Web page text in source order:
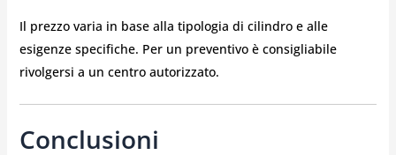
Il prezzo varia in base alla tipologia di cilindro e alle
esigenze specifiche. Per un preventivo è consigliabile
rivolgersi a un centro autorizzato.
Conclusioni